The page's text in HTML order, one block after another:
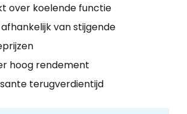
over koelende functie
van stijgende
hoog rendement
terugverdientijd